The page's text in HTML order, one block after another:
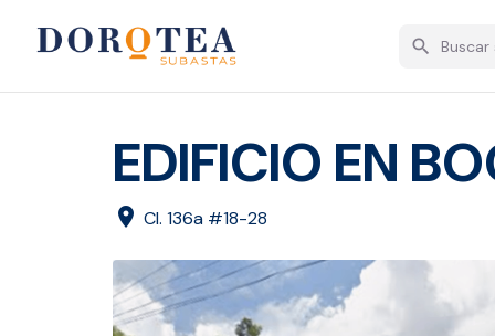
search
EDIFICIO EN
location_on Cl. 136a #18-28